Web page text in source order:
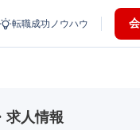
転職成功ノウハウ
求人情報